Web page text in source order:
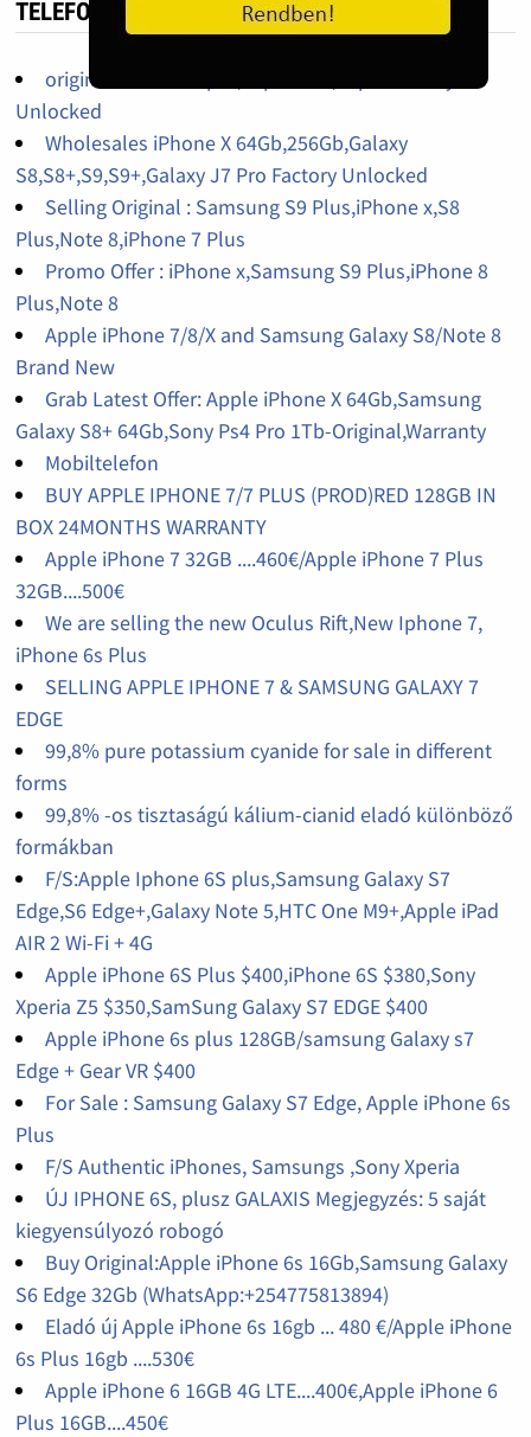
TELEFON HIRDETÉS
original iPhone 14pro,14promax,13pro factory
Unlocked
Wholesales iPhone X 64Gb,256Gb,Galaxy
S8,S8+,S9,S9+,Galaxy J7 Pro Factory Unlocked
Selling Original : Samsung S9 Plus,iPhone x,S8
Plus,Note 8,iPhone 7 Plus
Promo Offer : iPhone x,Samsung S9 Plus,iPhone 8
Plus,Note 8
Apple iPhone 7/8/X and Samsung Galaxy S8/Note 8
Brand New
Grab Latest Offer: Apple iPhone X 64Gb,Samsung
Galaxy S8+ 64Gb,Sony Ps4 Pro 1Tb-Original,Warranty
Mobiltelefon
BUY APPLE IPHONE 7/7 PLUS (PROD)RED 128GB IN
BOX 24MONTHS WARRANTY
Apple iPhone 7 32GB ....460€/Apple iPhone 7 Plus
32GB....500€
We are selling the new Oculus Rift,New Iphone 7,
iPhone 6s Plus
SELLING APPLE IPHONE 7 & SAMSUNG GALAXY 7
EDGE
99,8% pure potassium cyanide for sale in different
forms
99,8% -os tisztaságú kálium-cianid eladó különböző
formákban
F/S:Apple Iphone 6S plus,Samsung Galaxy S7
Edge,S6 Edge+,Galaxy Note 5,HTC One M9+,Apple iPad
AIR 2 Wi-Fi + 4G
Apple iPhone 6S Plus $400,iPhone 6S $380,Sony
Xperia Z5 $350,SamSung Galaxy S7 EDGE $400
Apple iPhone 6s plus 128GB/samsung Galaxy s7
Edge + Gear VR $400
For Sale : Samsung Galaxy S7 Edge, Apple iPhone 6s
Plus
F/S Authentic iPhones, Samsungs ,Sony Xperia
ÚJ IPHONE 6S, plusz GALAXIS Megjegyzés: 5 saját
kiegyensúlyozó robogó
Buy Original:Apple iPhone 6s 16Gb,Samsung Galaxy
S6 Edge 32Gb (WhatsApp:+254775813894)
Eladó új Apple iPhone 6s 16gb ... 480 €/Apple iPhone
6s Plus 16gb ....530€
Apple iPhone 6 16GB 4G LTE....400€,Apple iPhone 6
Plus 16GB....450€